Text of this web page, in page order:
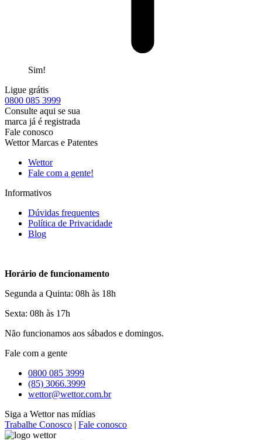
Sim!
Ligue grátis
0800 085 3999
Consulte aqui se sua
marca já é registrada
Fale conosco
Wettor Marcas e Patentes
Wettor
Fale com a gente!
Informativos
Dúvidas frequentes
Política de Privacidade
Blog
Horário de funcionamento
Segunda a Quinta: 08h às 18h
Sexta: 08h às 17h
Não funcionamos aos sábados e domingos.
Fale com a gente
0800 085 3999
(85) 3066.3999
wettor@wettor.com.br
Siga a Wettor nas mídias
Trabalhe Conosco | Fale conosco